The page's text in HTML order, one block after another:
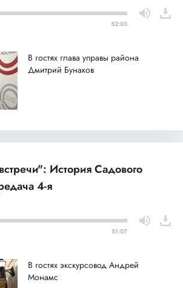
52:03
В гостях глава управы района
Дмитрий Бунаков
История Садового
4-я
51:07
В гостях экскурсовод Андрей
Монамс